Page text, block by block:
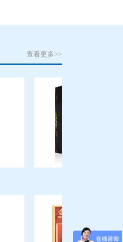
查看更多>>